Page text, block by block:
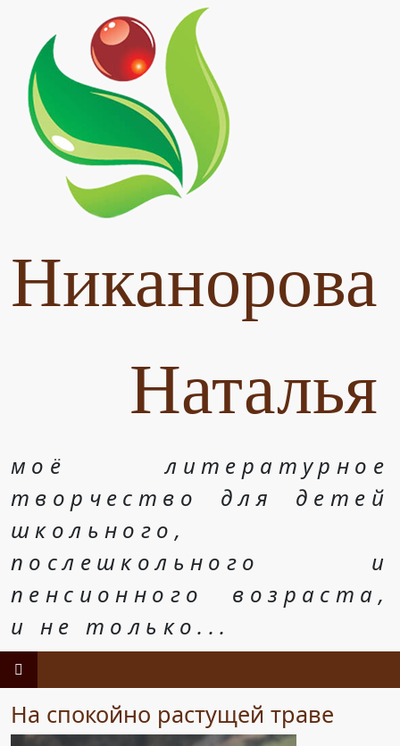
Никанорова
Наталья
моё литературное
творчество для детей
школьного,
послешкольного и
пенсионного возраста,
и не только...
На спокойно растущей траве